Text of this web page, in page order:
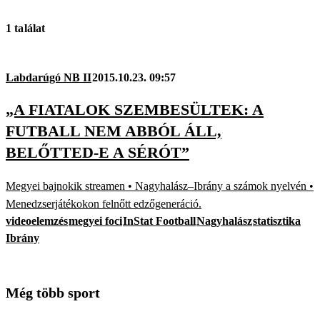
1 találat
Labdarúgó NB II2015.10.23. 09:57
„A FIATALOK SZEMBESÜLTEK: A
FUTBALL NEM ABBÓL ÁLL,
BELŐTTED-E A SÉRÓT”
Megyei bajnokik streamen • Nagyhalász–Ibrány a számok nyelvén •
Menedzserjátékokon felnőtt edzőgeneráció.
videoelemzésmegyei fociInStat FootballNagyhalászstatisztika
Ibrány
Még több sport